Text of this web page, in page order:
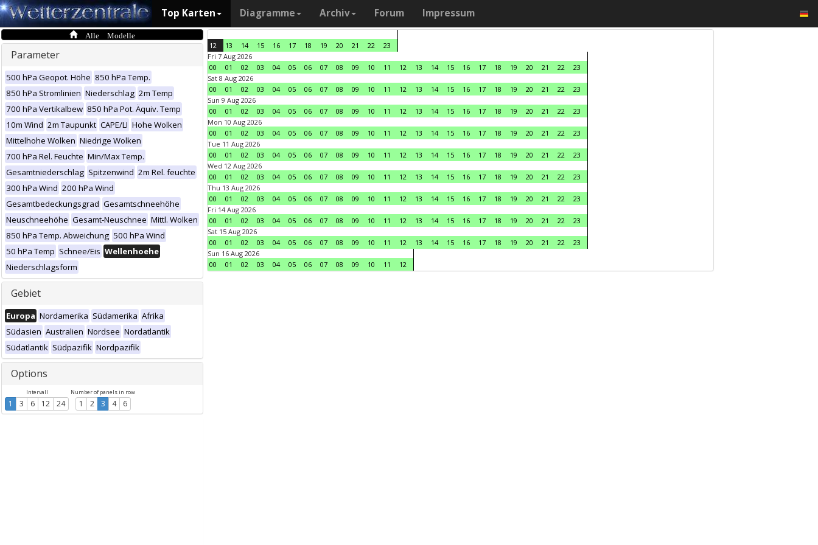
Top Karten Diagramme Archiv Forum Impressum
Alle Modelle
Parameter
500 hPa Geopot. Höhe 850 hPa Temp.
850 hPa Stromlinien Niederschlag 2m Temp
700 hPa Vertikalbew 850 hPa Pot. Äquiv. Temp
10m Wind 2m Taupunkt CAPE/LI Hohe Wolken
Mittelhohe Wolken Niedrige Wolken
700 hPa Rel. Feuchte Min/Max Temp.
Gesamtniederschlag Spitzenwind 2m Rel. feuchte
300 hPa Wind 200 hPa Wind
Gesamtbedeckungsgrad Gesamtschneehöhe
Neuschneehöhe Gesamt-Neuschnee Mittl. Wolken
850 hPa Temp. Abweichung 500 hPa Wind
50 hPa Temp Schnee/Eis Wellenhoehe
Niederschlagsform
Gebiet
Europa Nordamerika Südamerika Afrika
Südasien Australien Nordsee Nordatlantik
Südatlantik Südpazifik Nordpazifik
Options
Intervall
1 3 6 12 24
Number of panels in row
1 2 3 4 6
12 13 14 15 16 17 18 19 20 21 22
23
Fri 7 Aug 2026
00
01 02 03 04 05 06 07 08 09 10 11 12 13 14 15 16 17 18 19 20 21 22
23
Sat 8 Aug 2026
00
01 02 03 04 05 06 07 08 09 10 11 12 13 14 15 16 17 18 19 20 21 22
23
Sun 9 Aug 2026
00
01 02 03 04 05 06 07 08 09 10 11 12 13 14 15 16 17 18 19 20 21 22
23
Mon 10 Aug 2026
00
01 02 03 04 05 06 07 08 09 10 11 12 13 14 15 16 17 18 19 20 21 22
23
Tue 11 Aug 2026
00
01 02 03 04 05 06 07 08 09 10 11 12 13 14 15 16 17 18 19 20 21 22
23
Wed 12 Aug 2026
00
01 02 03 04 05 06 07 08 09 10 11 12 13 14 15 16 17 18 19 20 21 22
23
Thu 13 Aug 2026
00
01 02 03 04 05 06 07 08 09 10 11 12 13 14 15 16 17 18 19 20 21 22
23
Fri 14 Aug 2026
00
01 02 03 04 05 06 07 08 09 10 11 12 13 14 15 16 17 18 19 20 21 22
23
Sat 15 Aug 2026
00
01 02 03 04 05 06 07 08 09 10 11 12 13 14 15 16 17 18 19 20 21 22
23
Sun 16 Aug 2026
00
01 02 03 04 05 06 07 08 09 10 11 12